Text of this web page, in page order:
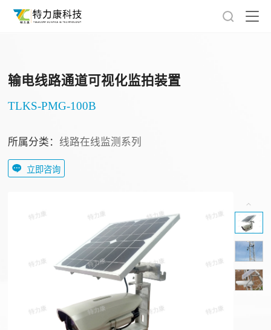
输电线路通道可视化监拍装置
TLKS-PMG-100B
所属分类： 线路在线监测系列
立即咨询